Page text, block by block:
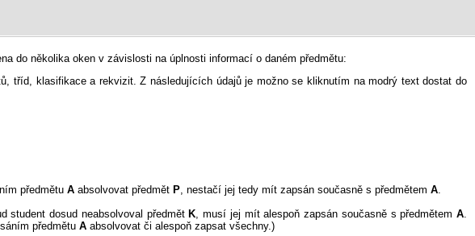
do několika oken v závislosti na úplnosti informací o daném předmětu:
tříd, klasifikace a rekvizit. Z následujících údajů je možno se kliknutím na modrý text dostat do
předmětu A absolvovat předmět P , nestačí jej tedy mít zapsán současně s předmětem A
student dosud neabsolvoval předmět K , musí jej mít alespoň zapsán současně s předmětem A
předmětu A absolvovat či alespoň zapsat všechny.)